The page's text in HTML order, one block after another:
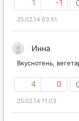
1 -1
25.02.14 03:51
Инна
Вкуснотень,
4 0
25.02.14 11:03